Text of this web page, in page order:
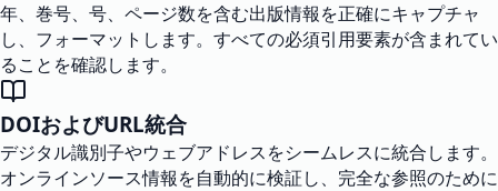
年、巻号、号、ページ数を含む出版情報を正確にキャプチャ
し、フォーマットします。すべての必須引用要素が含まれてい
ることを確認します。
DOIおよびURL統合
デジタル識別子やウェブアドレスをシームレスに統合します。
オンラインソース情報を自動的に検証し、完全な参照のために